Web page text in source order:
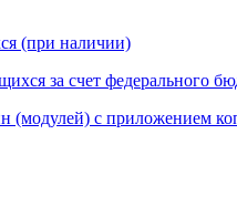
(при наличии)
за счет федерального
(модулей) с приложением